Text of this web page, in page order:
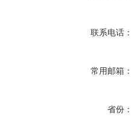
联系电话：
常用邮箱：
省份：